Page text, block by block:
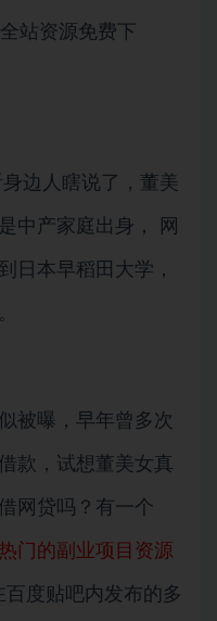
站资源免费下
边人瞎说了，董美
中产家庭出身， 网
日本早稻田大学，
被曝，早年曾多次
款，试想董美女真
网贷吗？有一个
门的副业项目资源
百度贴吧内发布的多